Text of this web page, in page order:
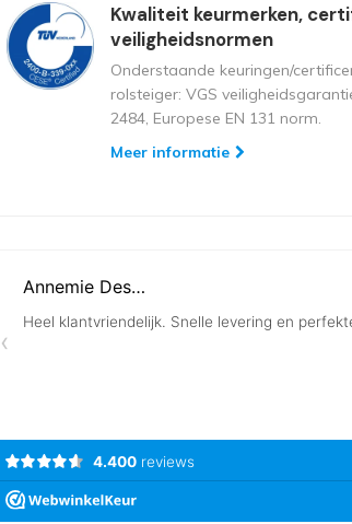
Kwaliteit keurmerken,
veiligheidsnormen
Onderstaande keuringen/
rolsteiger: VGS
2484, Europese EN 131 norm.
Meer informatie